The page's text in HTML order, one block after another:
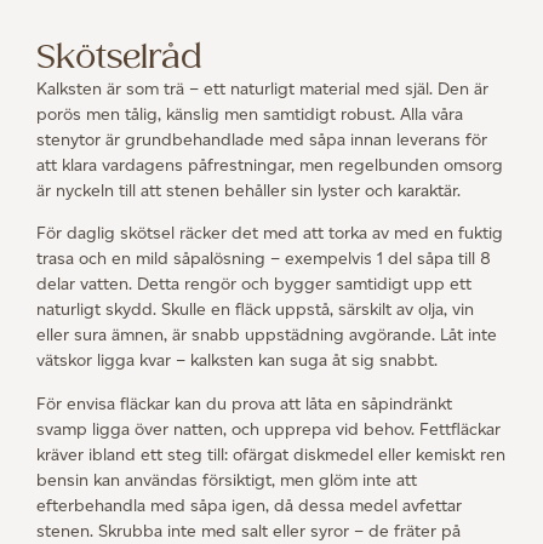
Skötselråd
Kalksten är som trä – ett naturligt material med själ. Den är
porös men tålig, känslig men samtidigt robust. Alla våra
stenytor är grundbehandlade med såpa innan leverans för
att klara vardagens påfrestningar, men regelbunden omsorg
är nyckeln till att stenen behåller sin lyster och karaktär.
För daglig skötsel räcker det med att torka av med en fuktig
trasa och en mild såpalösning – exempelvis 1 del såpa till 8
delar vatten. Detta rengör och bygger samtidigt upp ett
naturligt skydd. Skulle en fläck uppstå, särskilt av olja, vin
eller sura ämnen, är snabb uppstädning avgörande. Låt inte
vätskor ligga kvar – kalksten kan suga åt sig snabbt.
För envisa fläckar kan du prova att låta en såpindränkt
svamp ligga över natten, och upprepa vid behov. Fettfläckar
kräver ibland ett steg till: ofärgat diskmedel eller kemiskt ren
bensin kan användas försiktigt, men glöm inte att
efterbehandla med såpa igen, då dessa medel avfettar
stenen. Skrubba inte med salt eller syror – de fräter på